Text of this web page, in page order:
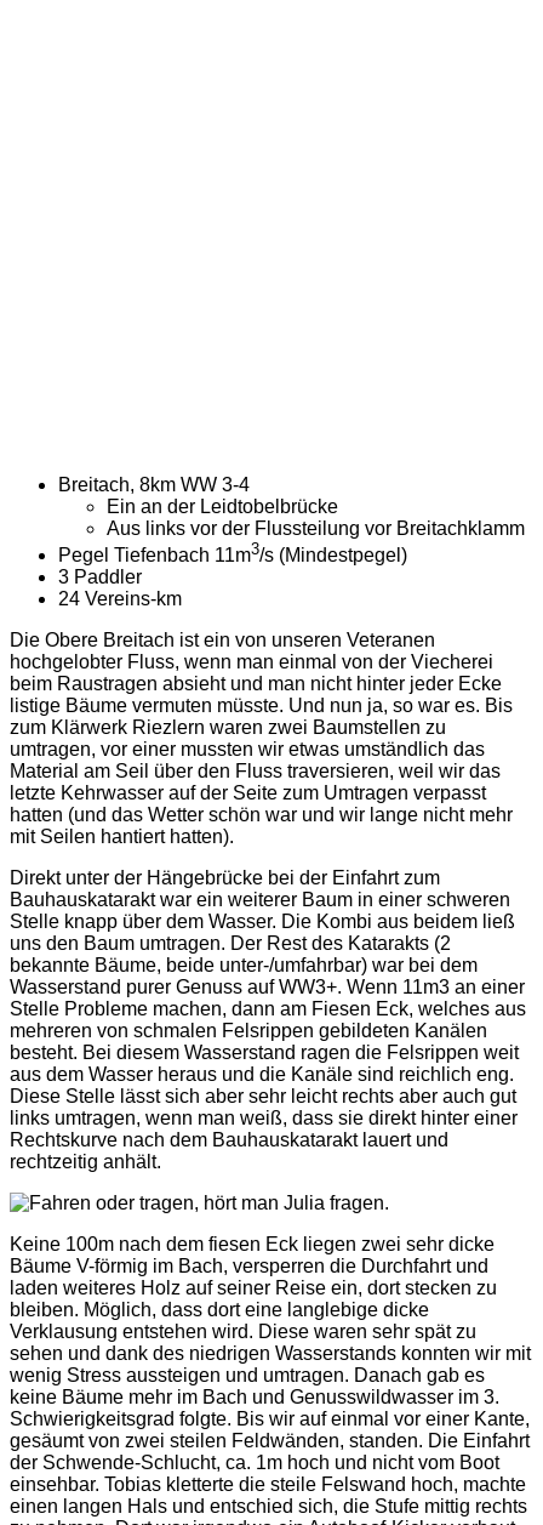
Breitach, 8km WW 3-4
Ein an der Leidtobelbrücke
Aus links vor der Flussteilung vor Breitachklamm
Pegel Tiefenbach 11m­3/s (Mindestpegel)
3 Paddler
24 Vereins-km
Die Obere Breitach ist ein von unseren Veteranen
hochgelobter Fluss, wenn man einmal von der Viecherei
beim Raustragen absieht und man nicht hinter jeder Ecke
listige Bäume vermuten müsste. Und nun ja, so war es. Bis
zum Klärwerk Riezlern waren zwei Baumstellen zu
umtragen, vor einer mussten wir etwas umständlich das
Material am Seil über den Fluss traversieren, weil wir das
letzte Kehrwasser auf der Seite zum Umtragen verpasst
hatten (und das Wetter schön war und wir lange nicht mehr
mit Seilen hantiert hatten).
Direkt unter der Hängebrücke bei der Einfahrt zum
Bauhauskatarakt war ein weiterer Baum in einer schweren
Stelle knapp über dem Wasser. Die Kombi aus beidem ließ
uns den Baum umtragen. Der Rest des Katarakts (2
bekannte Bäume, beide unter-/umfahrbar) war bei dem
Wasserstand purer Genuss auf WW3+. Wenn 11m3 an einer
Stelle Probleme machen, dann am Fiesen Eck, welches aus
mehreren von schmalen Felsrippen gebildeten Kanälen
besteht. Bei diesem Wasserstand ragen die Felsrippen weit
aus dem Wasser heraus und die Kanäle sind reichlich eng.
Diese Stelle lässt sich aber sehr leicht rechts aber auch gut
links umtragen, wenn man weiß, dass sie direkt hinter einer
Rechtskurve nach dem Bauhauskatarakt lauert und
rechtzeitig anhält.
Keine 100m nach dem fiesen Eck liegen zwei sehr dicke
Bäume V-förmig im Bach, versperren die Durchfahrt und
laden weiteres Holz auf seiner Reise ein, dort stecken zu
bleiben. Möglich, dass dort eine langlebige dicke
Verklausung entstehen wird. Diese waren sehr spät zu
sehen und dank des niedrigen Wasserstands konnten wir mit
wenig Stress aussteigen und umtragen. Danach gab es
keine Bäume mehr im Bach und Genusswildwasser im 3.
Schwierigkeitsgrad folgte. Bis wir auf einmal vor einer Kante,
gesäumt von zwei steilen Feldwänden, standen. Die Einfahrt
der Schwende-Schlucht, ca. 1m hoch und nicht vom Boot
einsehbar. Tobias kletterte die steile Felswand hoch, machte
einen langen Hals und entschied sich, die Stufe mittig rechts